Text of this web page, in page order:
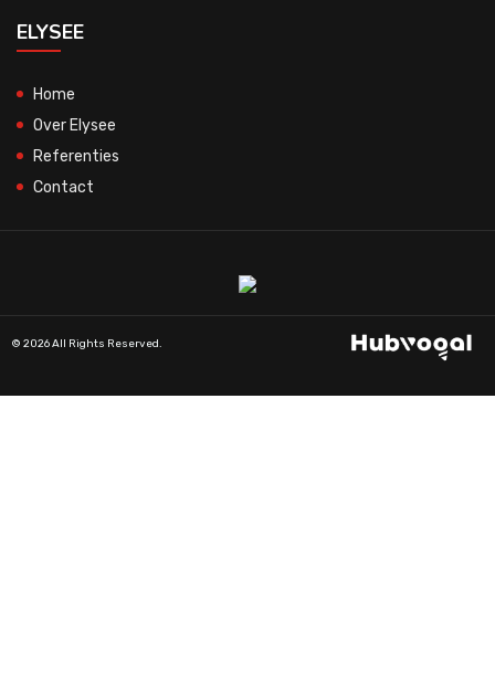
ELYSEE
Home
Over Elysee
Referenties
Contact
© 2026 All Rights Reserved.